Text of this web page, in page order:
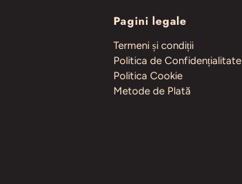
Pagini legale
Termeni și condiții
Politica de Confidențialitate
Politica Cookie
Metode de Plată